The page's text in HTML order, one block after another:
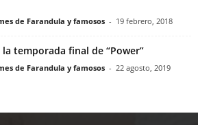
de Farandula y famosos - 19 febrero, 2018
temporada final de “Power”
de Farandula y famosos - 22 agosto, 2019